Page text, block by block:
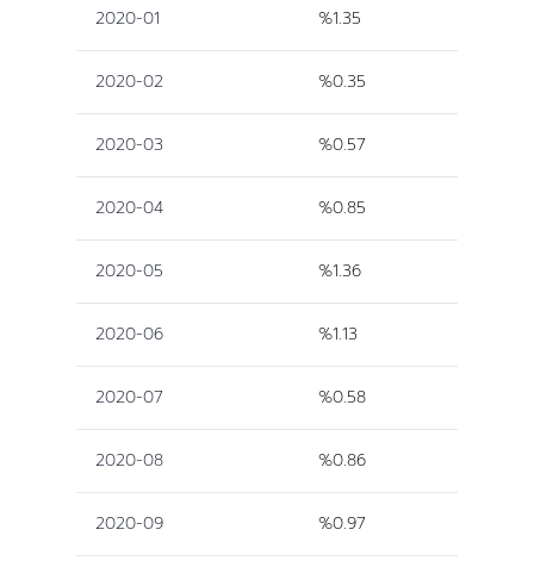
2020-01 %1.35
2020-02 %0.35
2020-03 %0.57
2020-04 %0.85
2020-05 %1.36
2020-06 %1.13
2020-07 %0.58
2020-08 %0.86
2020-09 %0.97